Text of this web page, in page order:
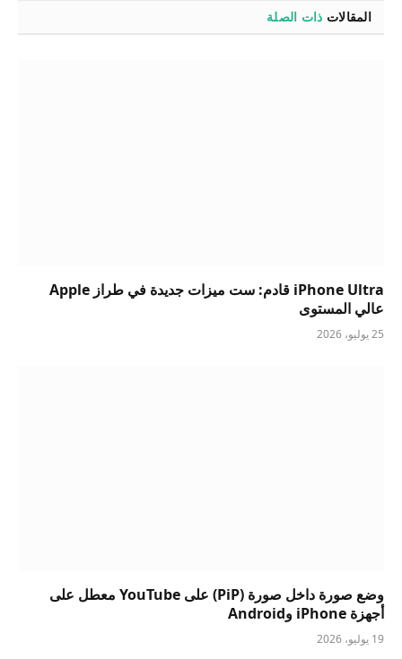
المقالات ذات الصلة
iPhone Ultra قادم: ست ميزات جديدة في طراز Apple
عالي المستوى
25 يوليو، 2026
وضع صورة داخل صورة (PiP) على YouTube معطل على
أجهزة iPhone وAndroid
19 يوليو، 2026